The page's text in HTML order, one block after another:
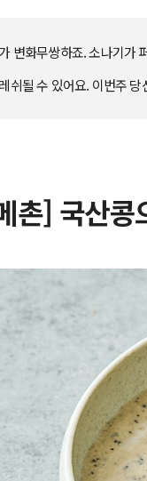
변화무쌍하죠. 소나기가
쉬될 수 있어요. 이번주
촌] 국산콩